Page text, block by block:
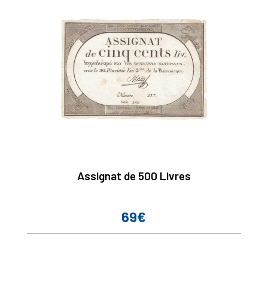
Assignat de 500 Livres
Prix
69€